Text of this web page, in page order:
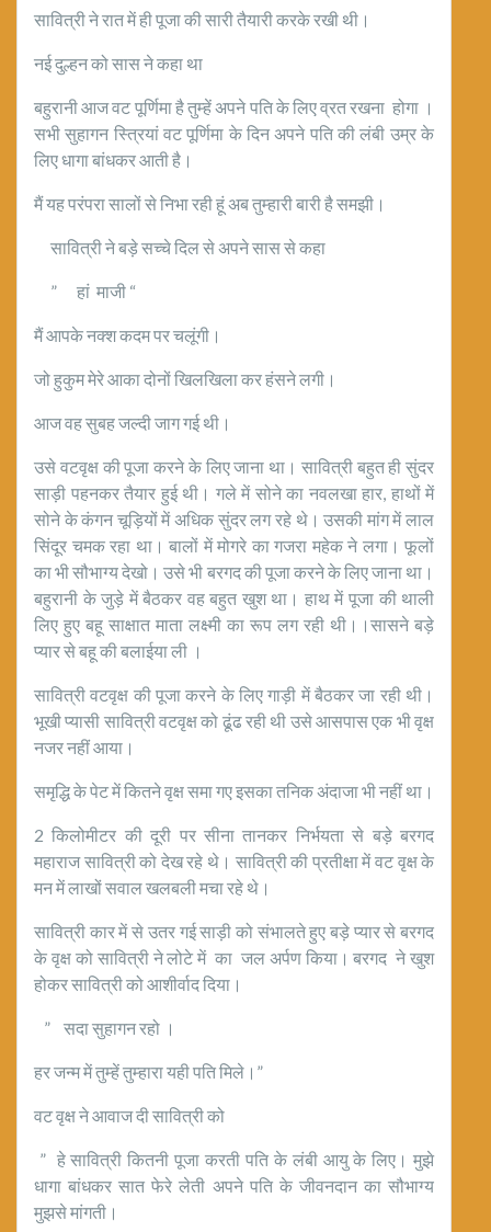
सावित्री ने रात में ही पूजा की सारी तैयारी करके रखी थी।
नई दुल्हन को सास ने कहा था
बहुरानी आज वट पूर्णिमा है तुम्हें अपने पति के लिए व्रत रखना होगा ।
सभी सुहागन स्त्रियां वट पूर्णिमा के दिन अपने पति की लंबी उम्र के
लिए धागा बांधकर आती है।
मैं यह परंपरा सालों से निभा रही हूं अब तुम्हारी बारी है समझी।
सावित्री ने बड़े सच्चे दिल से अपने सास से कहा
” हां माजी “
मैं आपके नक्श कदम पर चलूंगी।
जो हुकुम मेरे आका दोनों खिलखिला कर हंसने लगी।
आज वह सुबह जल्दी जाग गई थी।
उसे वटवृक्ष की पूजा करने के लिए जाना था। सावित्री बहुत ही सुंदर
साड़ी पहनकर तैयार हुई थी। गले में सोने का नवलखा हार, हाथों में
सोने के कंगन चूड़ियों में अधिक सुंदर लग रहे थे। उसकी मांग में लाल
सिंदूर चमक रहा था। बालों में मोगरे का गजरा महेक ने लगा। फूलों
का भी सौभाग्य देखो। उसे भी बरगद की पूजा करने के लिए जाना था।
बहुरानी के जुड़े में बैठकर वह बहुत खुश था। हाथ में पूजा की थाली
लिए हुए बहू साक्षात माता लक्ष्मी का रूप लग रही थी।।सासने बड़े
प्यार से बहू की बलाईया ली ।
सावित्री वटवृक्ष की पूजा करने के लिए गाड़ी में बैठकर जा रही थी।
भूखी प्यासी सावित्री वटवृक्ष को ढूंढ रही थी उसे आसपास एक भी वृक्ष
नजर नहीं आया।
समृद्धि के पेट में कितने वृक्ष समा गए इसका तनिक अंदाजा भी नहीं था।
2 किलोमीटर की दूरी पर सीना तानकर निर्भयता से बड़े बरगद
महाराज सावित्री को देख रहे थे। सावित्री की प्रतीक्षा में वट वृक्ष के
मन में लाखों सवाल खलबली मचा रहे थे।
सावित्री कार में से उतर गई साड़ी को संभालते हुए बड़े प्यार से बरगद
के वृक्ष को सावित्री ने लोटे में का जल अर्पण किया। बरगद ने खुश
होकर सावित्री को आशीर्वाद दिया।
” सदा सुहागन रहो ।
हर जन्म में तुम्हें तुम्हारा यही पति मिले।”
वट वृक्ष ने आवाज दी सावित्री को
” हे सावित्री कितनी पूजा करती पति के लंबी आयु के लिए। मुझे
धागा बांधकर सात फेरे लेती अपने पति के जीवनदान का सौभाग्य
मुझसे मांगती।